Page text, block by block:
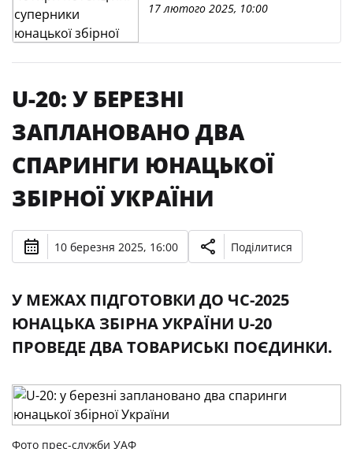
17 лютого 2025, 10:00
U-20: У БЕРЕЗНІ
ЗАПЛАНОВАНО ДВА
СПАРИНГИ ЮНАЦЬКОЇ
ЗБІРНОЇ УКРАЇНИ
10 березня 2025, 16:00 Поділитися
У МЕЖАХ ПІДГОТОВКИ ДО ЧС-2025
ЮНАЦЬКА ЗБІРНА УКРАЇНИ U-20
ПРОВЕДЕ ДВА ТОВАРИСЬКІ ПОЄДИНКИ.
Фото прес-служби УАФ